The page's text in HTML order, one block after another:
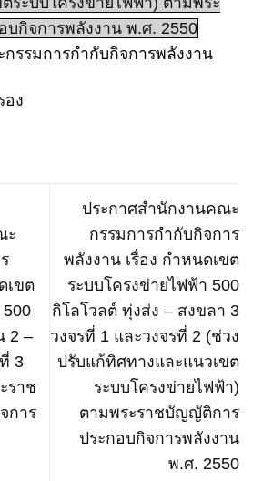
กิจการพลังงาน พ.ศ. 2550
รรมการกำกับกิจการพลังงาน
ง
ะ
เขต
2 –
3
ราช
การ
ประกาศสำนักงานคณะ
กรรมการกำกับกิจการ
พลังงาน เรื่อง กำหนดเขต
ระบบโครงข่ายไฟฟ้า 500
กิโลโวลต์ ทุ่งส่ง – สงขลา 3
วงจรที่ 1 และวงจรที่ 2 (ช่วง
ปรับแก้ทิศทางและแนวเขต
ระบบโครงข่ายไฟฟ้า)
ตามพระราชบัญญัติการ
ประกอบกิจการพลังงาน
พ.ศ. 2550